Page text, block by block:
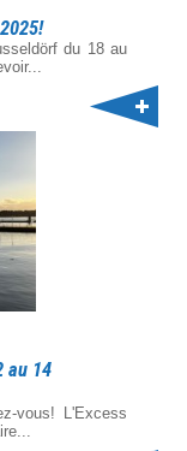
du 18 au
au 14
vous! L'Excess